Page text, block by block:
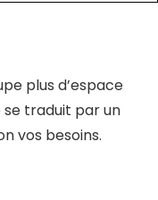
plus d’espace
se traduit par un
vos besoins.